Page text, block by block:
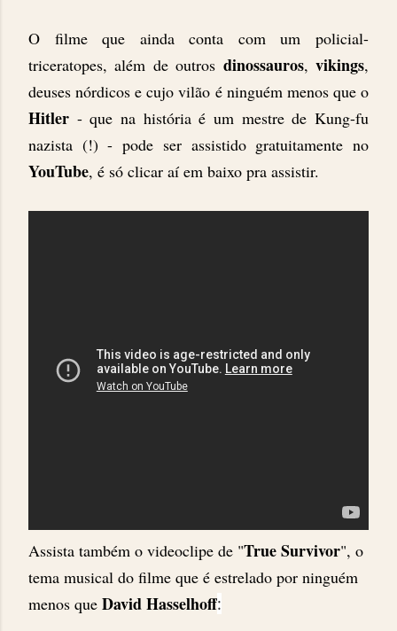
O filme que ainda conta com um policial-
triceratopes, além de outros dinossauros,vikings,
deuses nórdicos e cujo vilão é ninguém menos que o
Hitler - que na história é um mestre de Kung-fu
nazista (!) - pode ser assistido gratuitamente no
YouTube, é só clicar aí em baixo pra assistir.
Assista também o videoclipe de "True Survivor", o
tema musical do filme que é estrelado por ninguém
menos que David Hasselhoff: